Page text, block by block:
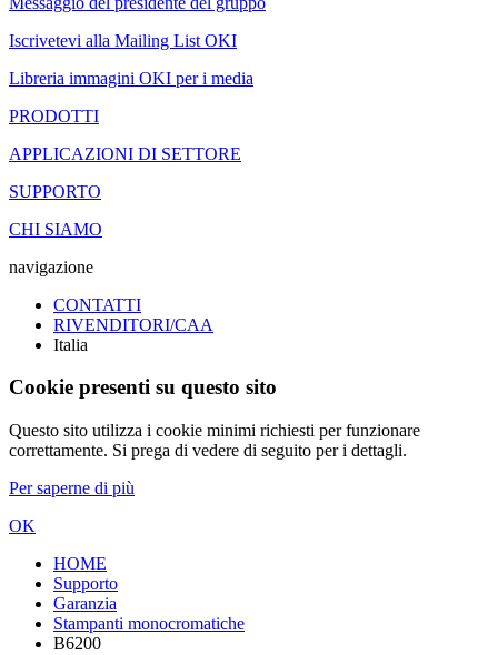
Iscrivetevi alla Mailing List OKI
Libreria immagini OKI per i media
PRODOTTI
APPLICAZIONI DI SETTORE
SUPPORTO
CHI SIAMO
navigazione
CONTATTI
RIVENDITORI/CAA
Italia
Cookie presenti su questo sito
Questo sito utilizza i cookie minimi richiesti per funzionare
correttamente. Si prega di vedere di seguito per i dettagli.
Per saperne di più
OK
HOME
Supporto
Garanzia
Stampanti monocromatiche
B6200